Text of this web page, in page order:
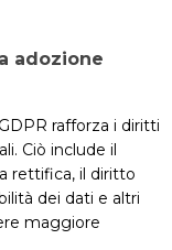
adozione
rafforza i diritti
Ciò include il
rettifica, il diritto
dei dati e altri
maggiore